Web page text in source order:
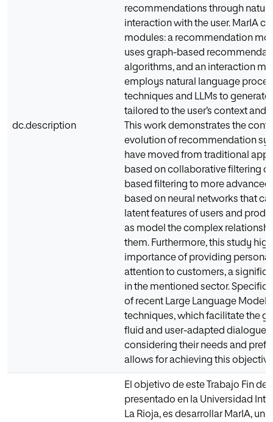
dc.description
recommendations through
interaction with the user. MarIA
modules: a recommendation
uses graph-based
algorithms, and an interaction
employs natural language
techniques and LLMs to generate
tailored to the user’s context and
This work demonstrates the
evolution of recommendation
have moved from traditional
based on collaborative filtering
based filtering to more
based on neural networks that
latent features of users and
as model the complex
them. Furthermore, this study
importance of providing
attention to customers, a
in the mentioned sector.
of recent Large Language Model
techniques, which facilitate the
fluid and user-adapted dialogues
considering their needs and
allows for achieving this
El objetivo de este Trabajo Fin de
presentado en la Universidad
La Rioja, es desarrollar MarIA, un